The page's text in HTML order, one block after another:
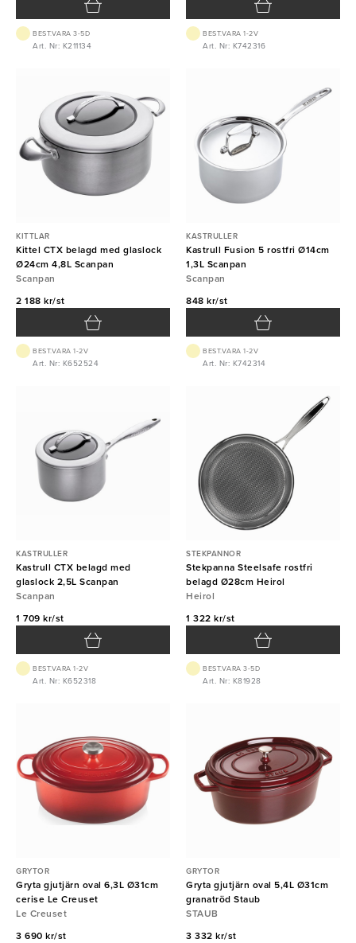
BEST.VARA 3-5D
Art. Nr: K211134
BEST.VARA 1-2V
Art. Nr: K742316
KITTLAR
Kittel CTX belagd med glaslock
Ø24cm 4,8L Scanpan
Scanpan
2 188 kr/st
BEST.VARA 1-2V
Art. Nr: K652524
KASTRULLER
Kastrull Fusion 5 rostfri Ø14cm
1,3L Scanpan
Scanpan
848 kr/st
BEST.VARA 1-2V
Art. Nr: K742314
KASTRULLER
Kastrull CTX belagd med
glaslock 2,5L Scanpan
Scanpan
1 709 kr/st
BEST.VARA 1-2V
Art. Nr: K652318
STEKPANNOR
Stekpanna Steelsafe rostfri
belagd Ø28cm Heirol
Heirol
1 322 kr/st
BEST.VARA 3-5D
Art. Nr: K81928
GRYTOR
Gryta gjutjärn oval 6,3L Ø31cm
cerise Le Creuset
Le Creuset
3 690 kr/st
GRYTOR
Gryta gjutjärn oval 5,4L Ø31cm
granatröd Staub
STAUB
3 332 kr/st